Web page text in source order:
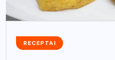
RECEPTAI